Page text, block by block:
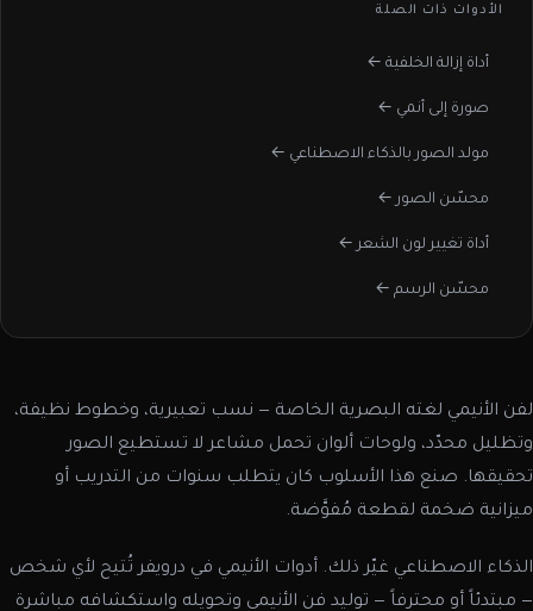
لفن الأنيمي لغته البصرية الخاصة — نسب تعبيرية، وخطوط نظيفة،
وتظليل محدّد، ولوحات ألوان تحمل مشاعر لا تستطيع الصور
تحقيقها. صنع هذا الأسلوب كان يتطلب سنوات من التدريب أو
ميزانية ضخمة لقطعة مُفوَّضة.
الذكاء الاصطناعي غيّر ذلك. أدوات الأنيمي في درويفر تُتيح لأي شخص
— مبتدئاً أو محترفاً — توليد فن الأنيمي وتحويله واستكشافه مباشرة
الأدوات ذات الصلة
أداة إزالة الخلفية ←
صورة إلى أنمي ←
مولد الصور بالذكاء الاصطناعي ←
محسّن الصور ←
أداة تغيير لون الشعر ←
محسّن الرسم ←